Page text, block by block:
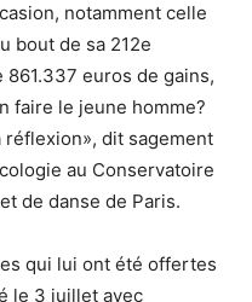
notamment celle
bout de sa 212e
euros de gains,
faire le jeune homme?
dit sagement
au Conservatoire
de danse de Paris.
qui lui ont été offertes
le 3 juillet avec